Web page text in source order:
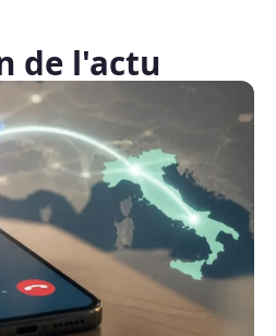
de l'actu